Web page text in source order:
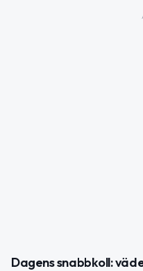
Dagens snabbkoll: